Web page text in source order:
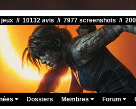
jeux // 10132 avis // 7977 screenshots //
Dossiers Membres Forum